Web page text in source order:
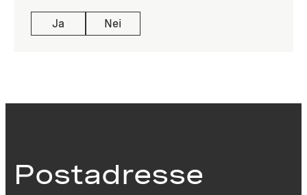
Ja Nei
Postadresse